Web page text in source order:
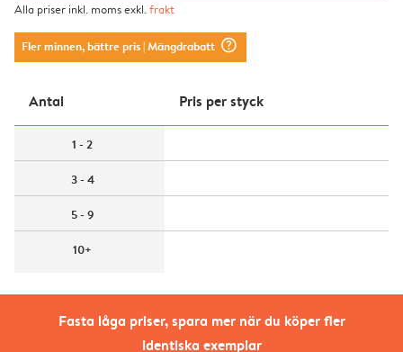
Fasta låga priser, spara mer när du köper fler
identiska exemplar
Alla priser inkl. moms exkl.frakt
Fler minnen, bättre pris| Mängdrabatt question_mark_circle
Antal Pris per styck
1 - 2
3 - 4
5 - 9
10+